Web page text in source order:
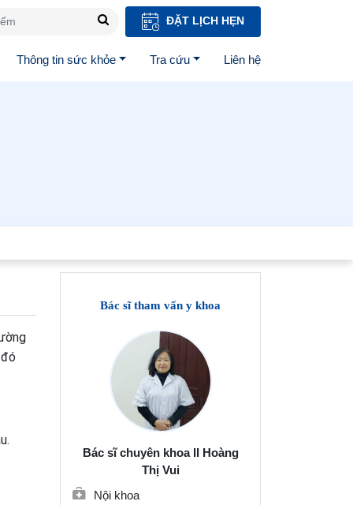
ĐẶT LỊCH HẸN
Thông tin sức khỏe Tra cứu Liên hệ
Bác sĩ tham vấn y khoa
Bác sĩ chuyên khoa II Hoàng
Thị Vui
Nội khoa